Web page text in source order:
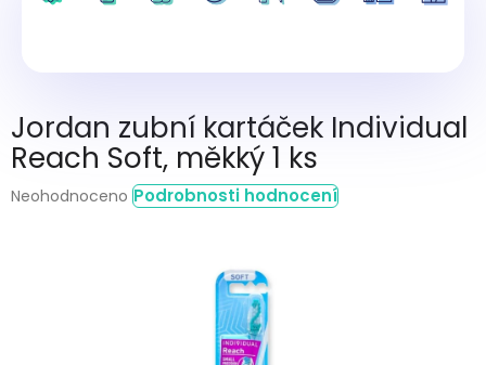
Jordan zubní kartáček Individual
Reach Soft, měkký 1 ks
Průměrné
Neohodnoceno Podrobnosti hodnocení